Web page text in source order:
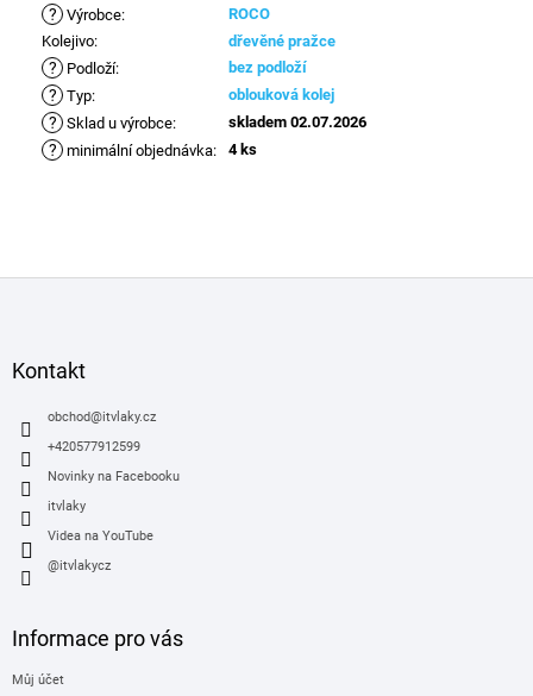
? Výrobce:
ROCO
Kolejivo: dřevěné pražce
? Podloží: bez podloží
? Typ: oblouková kolej
? Sklad u výrobce: skladem 02.07.2026
? minimální objednávka: 4 ks
Kontakt
obchod@itvlaky.cz
+420577912599
Novinky na Facebooku
itvlaky
Videa na YouTube
@itvlakycz
Informace pro vás
Můj účet